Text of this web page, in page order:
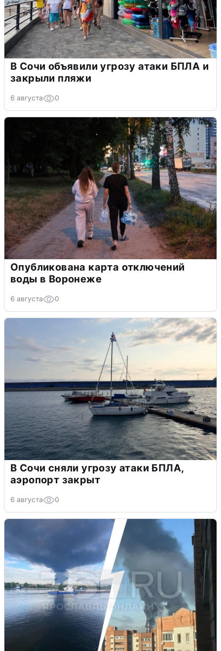
В Сочи объявили угрозу атаки БПЛА и
закрыли пляжи
6 августа 0
Опубликована карта отключений
воды в Воронеже
6 августа 0
В Сочи сняли угрозу атаки БПЛА,
аэропорт закрыт
6 августа 0